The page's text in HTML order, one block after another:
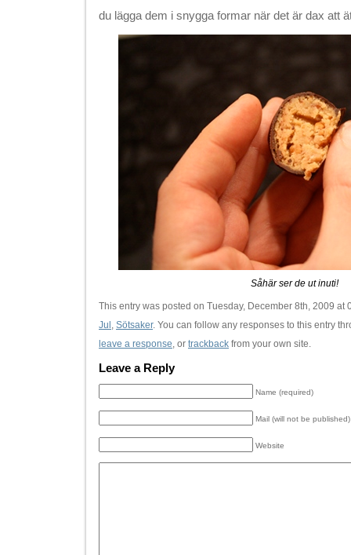
du lägga dem i snygga formar när det är dax att
Såhär ser de ut inuti!
This entry was posted on Tuesday, December 8th, 2009
Jul , Sötsaker. You can follow any responses to this entry
leave a response, or trackback from your own site.
Leave a Reply
Name (required)
Mail (will not be
Website